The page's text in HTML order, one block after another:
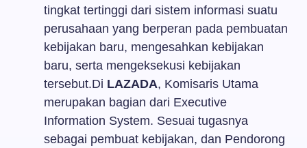
tingkat tertinggi dari sistem informasi suatu
perusahaan yang berperan pada pembuatan
kebijakan baru, mengesahkan kebijakan
baru, serta mengeksekusi kebijakan
tersebut.Di LAZADA, Komisaris Utama
merupakan bagian dari Executive
Information System. Sesuai tugasnya
sebagai pembuat kebijakan, dan Pendorong